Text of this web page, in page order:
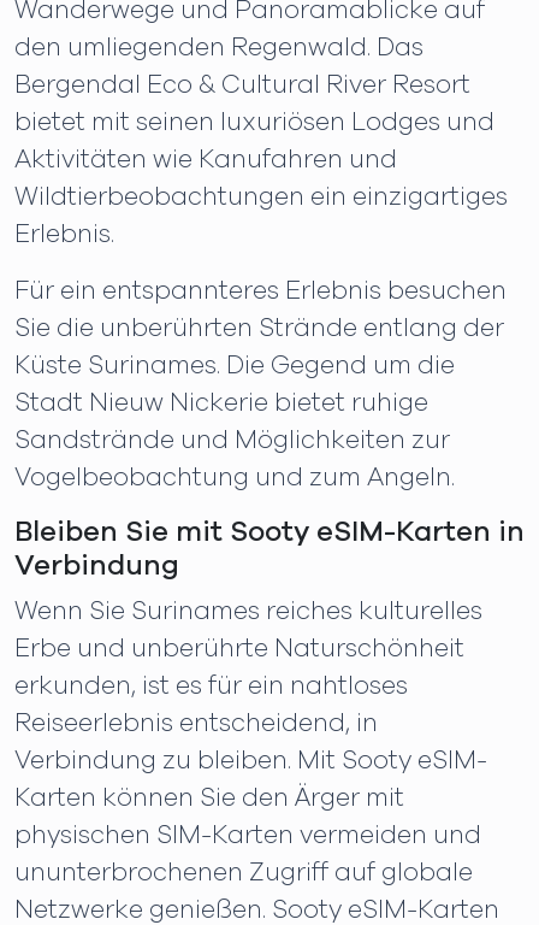
Wanderwege und Panoramablicke auf
den umliegenden Regenwald. Das
Bergendal Eco & Cultural River Resort
bietet mit seinen luxuriösen Lodges und
Aktivitäten wie Kanufahren und
Wildtierbeobachtungen ein einzigartiges
Erlebnis.
Für ein entspannteres Erlebnis besuchen
Sie die unberührten Strände entlang der
Küste Surinames. Die Gegend um die
Stadt Nieuw Nickerie bietet ruhige
Sandstrände und Möglichkeiten zur
Vogelbeobachtung und zum Angeln.
Bleiben Sie mit Sooty eSIM-Karten in
Verbindung
Wenn Sie Surinames reiches kulturelles
Erbe und unberührte Naturschönheit
erkunden, ist es für ein nahtloses
Reiseerlebnis entscheidend, in
Verbindung zu bleiben. Mit Sooty eSIM-
Karten können Sie den Ärger mit
physischen SIM-Karten vermeiden und
ununterbrochenen Zugriff auf globale
Netzwerke genießen. Sooty eSIM-Karten